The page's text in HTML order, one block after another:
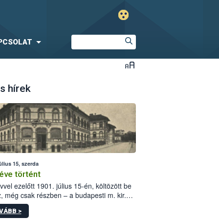
hírek
15, szerda
történt
ezelőtt 1901. július 15-én, költözött be
még csak részben – a budapesti m. kir.
állomás a Kis Rókus utca
alatti, Czigler Győző által tervezett új
>